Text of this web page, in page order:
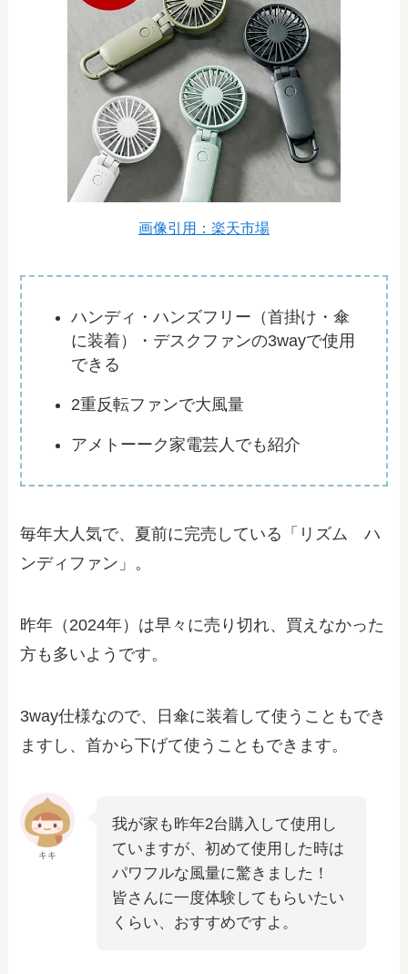
画像引用：楽天市場
ハンディ・ハンズフリー（首掛け・傘
に装着）・デスクファンの3wayで使用
できる
2重反転ファンで大風量
アメトーーク家電芸人でも紹介
毎年大人気で、夏前に完売している「リズム ハ
ンディファン」。
昨年（2024年）は早々に売り切れ、買えなかった
方も多いようです。
3way仕様なので、日傘に装着して使うこともでき
ますし、首から下げて使うこともできます。
キキ
我が家も昨年2台購入して使用し
ていますが、初めて使用した時は
パワフルな風量に驚きました！
皆さんに一度体験してもらいたい
くらい、おすすめですよ。